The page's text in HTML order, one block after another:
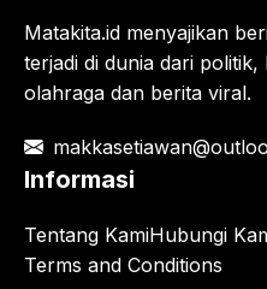
Matakita.id menyajikan
terjadi di dunia dari
olahraga dan berita viral.
Informasi
Tentang KamiHubungi
Terms and Conditions